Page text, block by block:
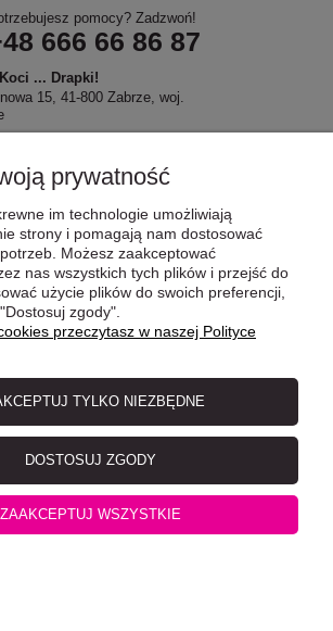
pomocy? Zadzwoń!
666 66 86 87
... Drapki!
15, 41-800 Zabrze, woj.
POMOC
MOJE KONTO
I DOSTAWA
O NAS
prywatność
im technologie umożliwiają
strony i pomagają nam dostosować
Możesz zaakceptować
nas wszystkich tych plików i przejść do
użycie plików do swoich preferencji,
zgody".
przeczytasz w naszej Polityce
TYLKO NIEZBĘDNE
DOSTOSUJ ZGODY
ZAAKCEPTUJ WSZYSTKIE